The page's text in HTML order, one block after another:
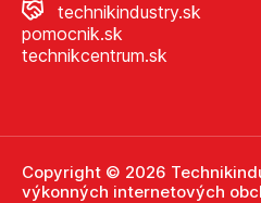
technikindustry.sk
pomocnik.sk
technikcentrum.sk
Copyright © 2026
výkonných internetových